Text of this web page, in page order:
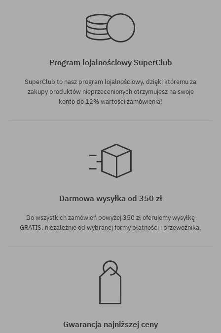
Program lojalnościowy SuperClub
SuperClub to nasz program lojalnościowy, dzięki któremu za
zakupy produktów nieprzecenionych otrzymujesz na swoje
konto do 12% wartości zamówienia!
Darmowa wysyłka od 350 zł
Do wszystkich zamówień powyżej 350 zł oferujemy wysyłkę
GRATIS, niezależnie od wybranej formy płatności i przewoźnika.
Gwarancja najniższej ceny